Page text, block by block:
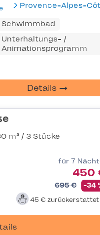
Schwimmbad
Unterhaltungs- /
Animationsprogramm
Details
m² / 3 Stücke
für 7
450
695 € -34
45 € zurückerstattet